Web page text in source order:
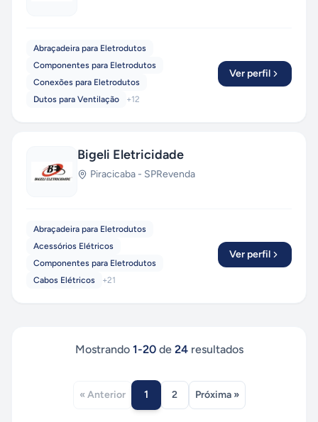
Abraçadeira para Eletrodutos
Componentes para Eletrodutos
Conexões para Eletrodutos
Dutos para Ventilação
+12
Ver perfil
Bigeli Eletricidade
Piracicaba - SPRevenda
Abraçadeira para Eletrodutos
Acessórios Elétricos
Componentes para Eletrodutos
Cabos Elétricos
+21
Ver perfil
Mostrando 1-20de 24resultados
« Anterior 1 2 Próxima »